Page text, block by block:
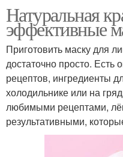
Натуральная
эффективные
Приготовить маску для
достаточно просто. Есть
рецептов, ингредиенты
холодильнике или на
любимыми рецептами,
результативными,